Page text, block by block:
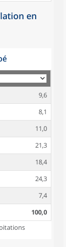
en
9,6
8,1
11,0
21,3
18,4
24,3
7,4
100,0